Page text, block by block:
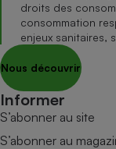
droits des
consommation
enjeux sanitaires,
Nous découvrir
Informer
S’abonner au site
S’abonner au